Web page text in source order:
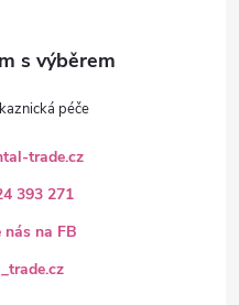
trade.cz
393 271
nás na FB